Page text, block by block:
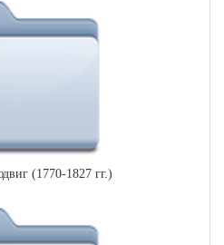
(1770-1827 гг.)